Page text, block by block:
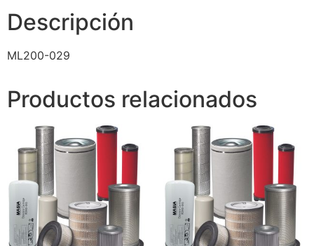
Descripción
ML200-029
Productos relacionados